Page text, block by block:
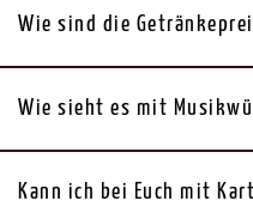
Wie sind die
Wie sieht es mit
Kann ich bei Euch mit